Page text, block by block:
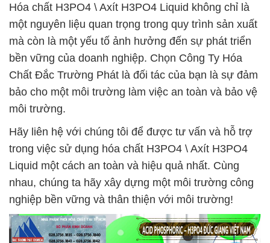
Hóa chất H3PO4 \ Axít H3PO4 Liquid không chỉ là
một nguyên liệu quan trọng trong quy trình sản xuất
mà còn là một yếu tố ảnh hưởng đến sự phát triển
bền vững của doanh nghiệp. Chọn Công Ty Hóa
Chất Đắc Trường Phát là đối tác của bạn là sự đảm
bảo cho một môi trường làm việc an toàn và bảo vệ
môi trường.
Hãy liên hệ với chúng tôi để được tư vấn và hỗ trợ
trong việc sử dụng hóa chất H3PO4 \ Axít H3PO4
Liquid một cách an toàn và hiệu quả nhất. Cùng
nhau, chúng ta hãy xây dựng một môi trường công
nghiệp bền vững và thân thiện với môi trường!